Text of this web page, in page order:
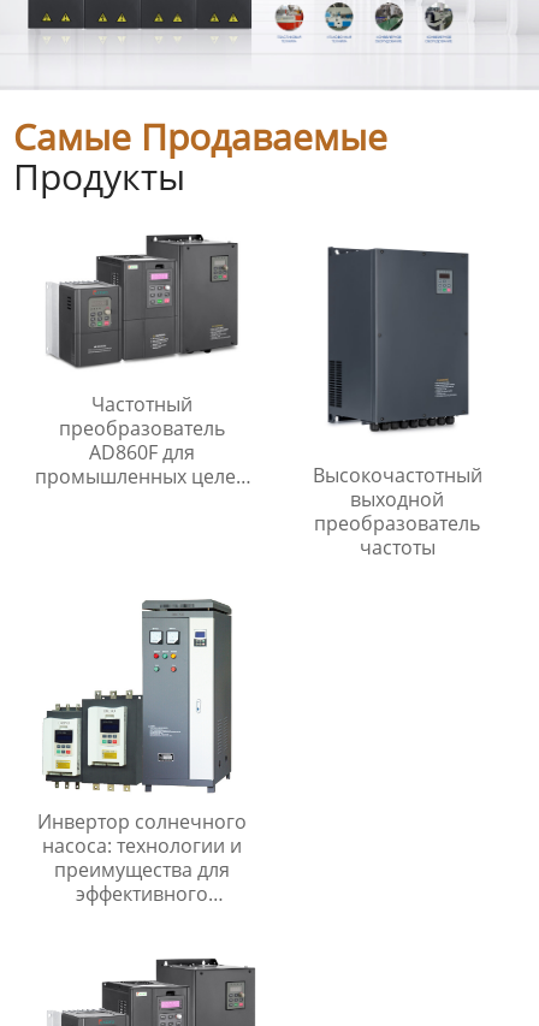
Самые Продаваемые
Продукты
Частотный
преобразователь
AD860F для
промышленных целей
Высокочастотный
выходной
преобразователь
частоты
Инвертор солнечного
насоса: технологии и
преимущества для
эффективного